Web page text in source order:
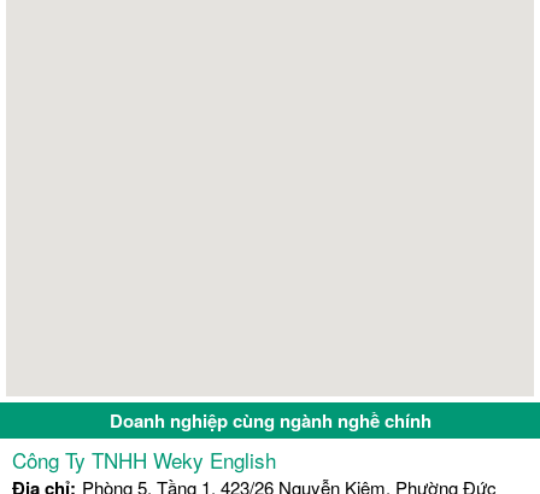
Doanh nghiệp cùng ngành nghề chính
Công Ty TNHH Weky English
Địa chỉ: Phòng 5, Tầng 1, 423/26 Nguyễn Kiệm, Phường Đức